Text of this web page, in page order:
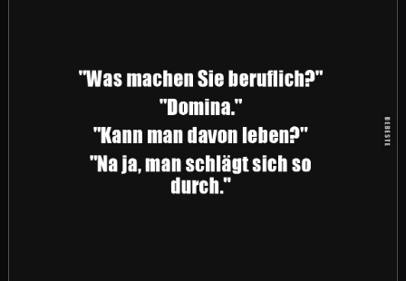
Bin jetzt offiziell Meganerin. Ich esse einfach
alles, was megagut schmeckt.